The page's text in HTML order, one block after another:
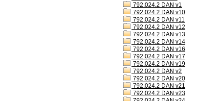
792.024.2 DAN v1
792.024.2 DAN v10
792.024.2 DAN v11
792.024.2 DAN v12
792.024.2 DAN v13
792.024.2 DAN v14
792.024.2 DAN v16
792.024.2 DAN v17
792.024.2 DAN v19
792.024.2 DAN v2
792.024.2 DAN v20
792.024.2 DAN v21
792.024.2 DAN v23